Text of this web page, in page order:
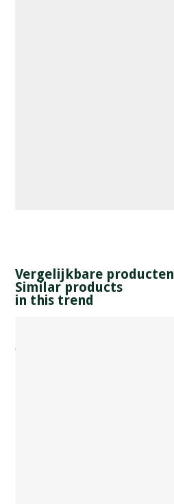
Vergelijkbare producten
Similar products
in this trend